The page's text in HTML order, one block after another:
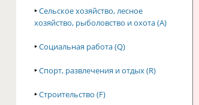
‣Сельское хозяйство, лесное
хозяйство, рыболовство и охота (A)
‣Социальная работа (Q)
‣Спорт, развлечения и отдых (R)
‣Строительство (F)